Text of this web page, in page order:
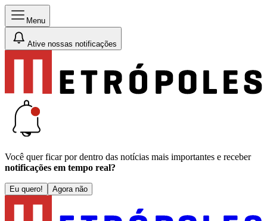
Menu
Ative nossas notificações
Você quer ficar por dentro das notícias mais importantes e receber
notificações em tempo real?
Eu quero! Agora não